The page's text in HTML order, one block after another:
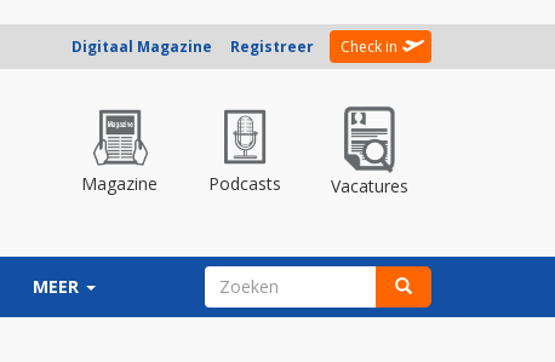
Digitaal Magazine Registreer Check in
Magazine Podcasts Vacatures
MEER ZOEKVELD